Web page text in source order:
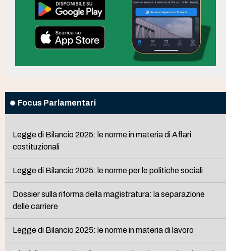
Focus Parlamentari
Legge di Bilancio 2025: le norme in materia di Affari
costituzionali
Legge di Bilancio 2025: le norme per le politiche sociali
Dossier sulla riforma della magistratura: la separazione
delle carriere
Legge di Bilancio 2025: le norme in materia di lavoro